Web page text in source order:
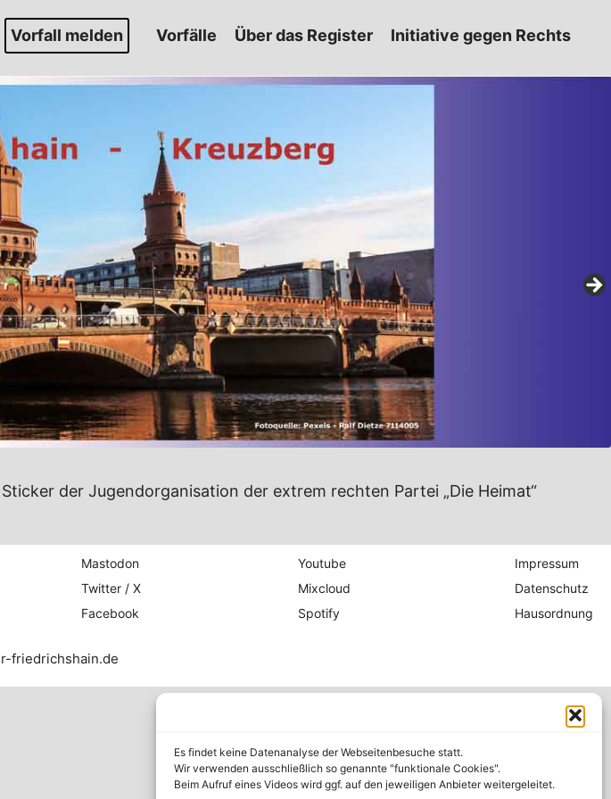
Es findet keine Datenanalyse der Webseitenbesuche statt.
Wir verwenden ausschließlich so genannte "funktionale Cookies".
Beim Aufruf eines Videos wird ggf. auf den jeweiligen Anbieter weitergeleitet.
Vorfall melden Vorfälle Über das Register Initiative gegen Rechts
der Jugendorganisation der extrem rechten Partei „Die Heimat“
Mastodon
Twitter / X
Facebook
Youtube
Mixcloud
Spotify
Impressum
Datenschutz
Hausordnung
friedrichshain.de